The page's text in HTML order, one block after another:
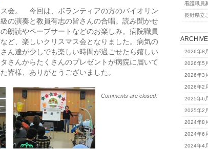
ス
会
は
会。 今回は、ボランティアの方のバイオリン
の演奏と教員有志の皆さんの合唱。読み聞かせ
朗読やペープサートなどのお楽しみ。病院職員
ど、楽しいクリスマス会となりました。病気の
ん達が少しでも楽しい時間が過ごせたら嬉しい
さんからたくさんのプレゼントが病院に届いて
皆様、ありがとうございました。
Comments are closed.
看護職員
長野県立
2026年8
2026年5
2026年3
2026年2
2025年6
2025年2
2024年8
2024年6
2024年4